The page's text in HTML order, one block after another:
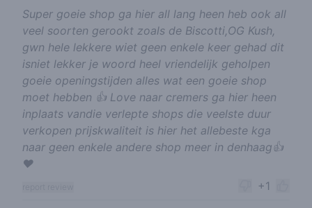
Super goeie shop ga hier all lang heen heb ook all
veel soorten gerookt zoals de Biscotti,OG Kush,
gwn hele lekkere wiet geen enkele keer gehad dit
isniet lekker je woord heel vriendelijk geholpen
goeie openingstijden alles wat een goeie shop
moet hebben 👍 Love naar cremers ga hier heen
inplaats vandie verlepte shops die veelste duur
verkopen prijskwaliteit is hier het allebeste kga
naar geen enkele andere shop meer in denhaag👍
❤️
+1